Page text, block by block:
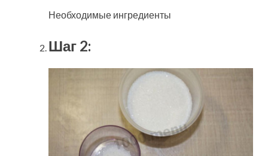
Необходимые ингредиенты
Шаг 2: